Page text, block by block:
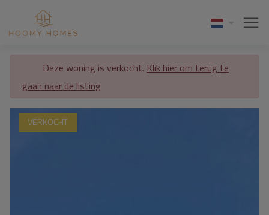
Deze woning is verkocht. Klik hier om terug te
gaan naar de listing
VERKOCHT